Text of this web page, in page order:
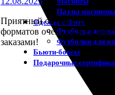
Пазлы
Одежда с Фото
Футболки
Футболки для
Бьюти-боксы
Подарочные
Приятный опыт
форматов очень радует.
заказами!